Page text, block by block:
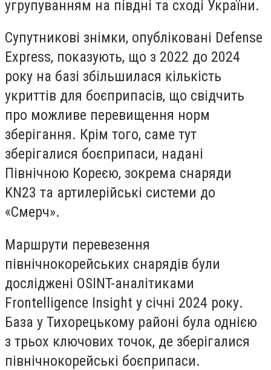
угрупуванням на півдні та сході України.
Супутникові знімки, опубліковані Defense
Express, показують, що з 2022 до 2024
року на базі збільшилася кількість
укриттів для боєприпасів, що свідчить
про можливе перевищення норм
зберігання. Крім того, саме тут
зберігалися боєприпаси, надані
Північною Кореєю, зокрема снаряди
KN23 та артилерійські системи до
«Смерч».
Маршрути перевезення
північнокорейських снарядів були
досліджені OSINT-аналітиками
Frontelligence Insight у січні 2024 року.
База у Тихорецькому районі була однією
з трьох ключових точок, де зберігалися
північнокорейські боєприпаси.